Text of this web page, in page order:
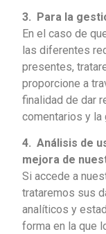
3. Para la
En el caso de
las diferentes
presentes,
proporcione a
finalidad de dar
comentarios y la
4. Análisis de
mejora de
Si accede a
trataremos sus
analíticos y
forma en la que